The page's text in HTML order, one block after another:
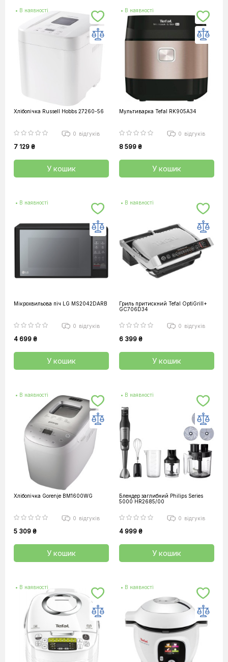
• В наявності
Хлібопічка Russell Hobbs 27260-56
0 відгуків
7 129 ₴
У кошик
• В наявності
Мультиварка Tefal RK905A34
0 відгуків
8 599 ₴
У кошик
• В наявності
Мікрохвильова піч LG MS2042DARB
0 відгуків
4 699 ₴
У кошик
• В наявності
Гриль притискний Tefal OptiGrill+
GC706D34
0 відгуків
6 399 ₴
У кошик
• В наявності
Хлібопічка Gorenje BM1600WG
0 відгуків
5 309 ₴
У кошик
• В наявності
Блендер заглибний Philips Series
5000 HR2685/00
0 відгуків
4 999 ₴
У кошик
• В наявності • В наявності